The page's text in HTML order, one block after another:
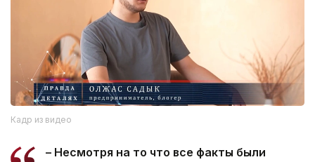
Кадр из видео
– Несмотря на то что все факты были